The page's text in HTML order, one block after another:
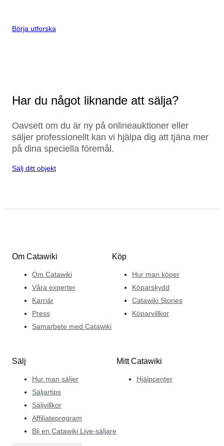
Börja utforska
Har du något liknande att sälja?
Oavsett om du är ny på onlineauktioner eller
säljer professionellt kan vi hjälpa dig att tjäna mer
på dina speciella föremål.
Sälj ditt objekt
Om Catawiki
Om Catawiki
Våra experter
Karriär
Press
Samarbete med Catawiki
Köp
Hur man köper
Köparskydd
Catawiki Stories
Köparvillkor
Sälj
Hur man säljer
Säljartips
Säljvillkor
Affiliateprogram
Bli en Catawiki Live-säljare
Mitt Catawiki
Hjälpcenter